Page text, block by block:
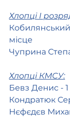
Хлопці І
місце
Чуприна
Хлопці КМСУ:
Бевз Денис - 1
Кондратюк
Нєфєдєв